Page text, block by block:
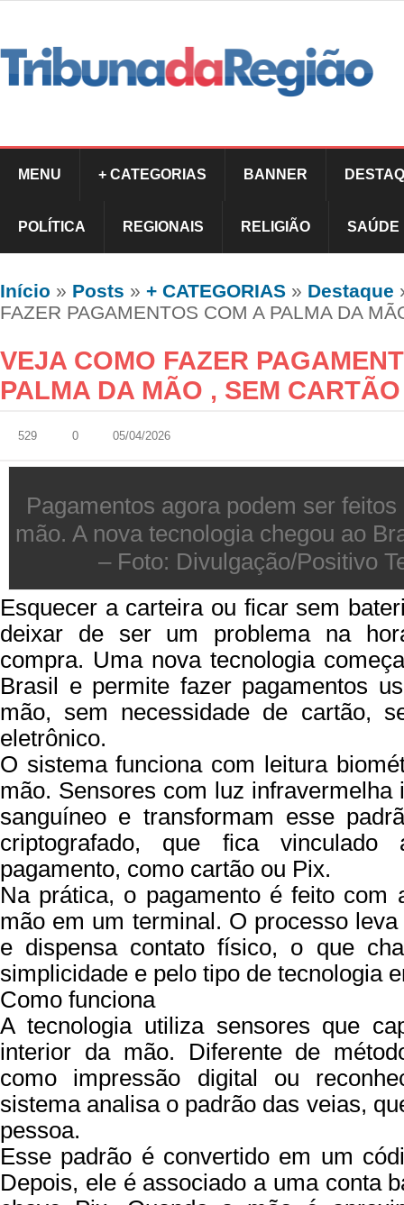
MENU + CATEGORIAS BANNER
POLÍTICA REGIONAIS RELIGIÃO SAÚDE
Início » Posts » + CATEGORIAS » Destaque
FAZER PAGAMENTOS COM A PALMA DA
VEJA COMO FAZER
PALMA DA MÃO , SEM CARTÃO
529 0 05/04/2026
Pagamentos agora podem ser
mão. A nova tecnologia chegou ao
– Foto: Divulgação/Positivo
Esquecer a carteira ou ficar sem
deixar de ser um problema na
compra. Uma nova tecnologia
Brasil e permite fazer pagamentos
mão, sem necessidade de cartão,
eletrônico.
O sistema funciona com leitura
mão. Sensores com luz infravermelha
sanguíneo e transformam esse
criptografado, que fica
pagamento, como cartão ou Pix.
Na prática, o pagamento é feito com
mão em um terminal. O processo
e dispensa contato físico, o que
simplicidade e pelo tipo de tecnologia
Como funciona
A tecnologia utiliza sensores que
interior da mão. Diferente de
como impressão digital ou
sistema analisa o padrão das veias,
pessoa.
Esse padrão é convertido em um
Depois, ele é associado a uma conta